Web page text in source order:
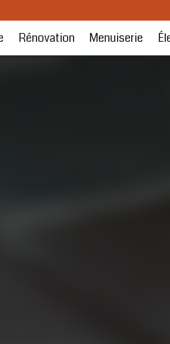
Rénovation Menuiserie